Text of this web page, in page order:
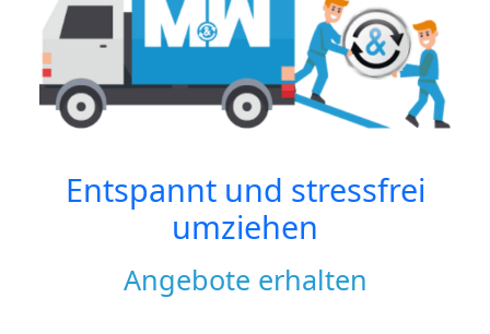
Entspannt und stressfrei
umziehen
Angebote erhalten